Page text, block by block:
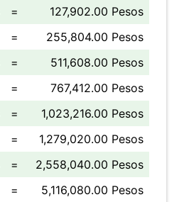
=
127,902.00 Pesos
=
255,804.00 Pesos
=
511,608.00 Pesos
=
767,412.00 Pesos
=
1,023,216.00 Pesos
=
1,279,020.00 Pesos
=
2,558,040.00 Pesos
=
5,116,080.00 Pesos